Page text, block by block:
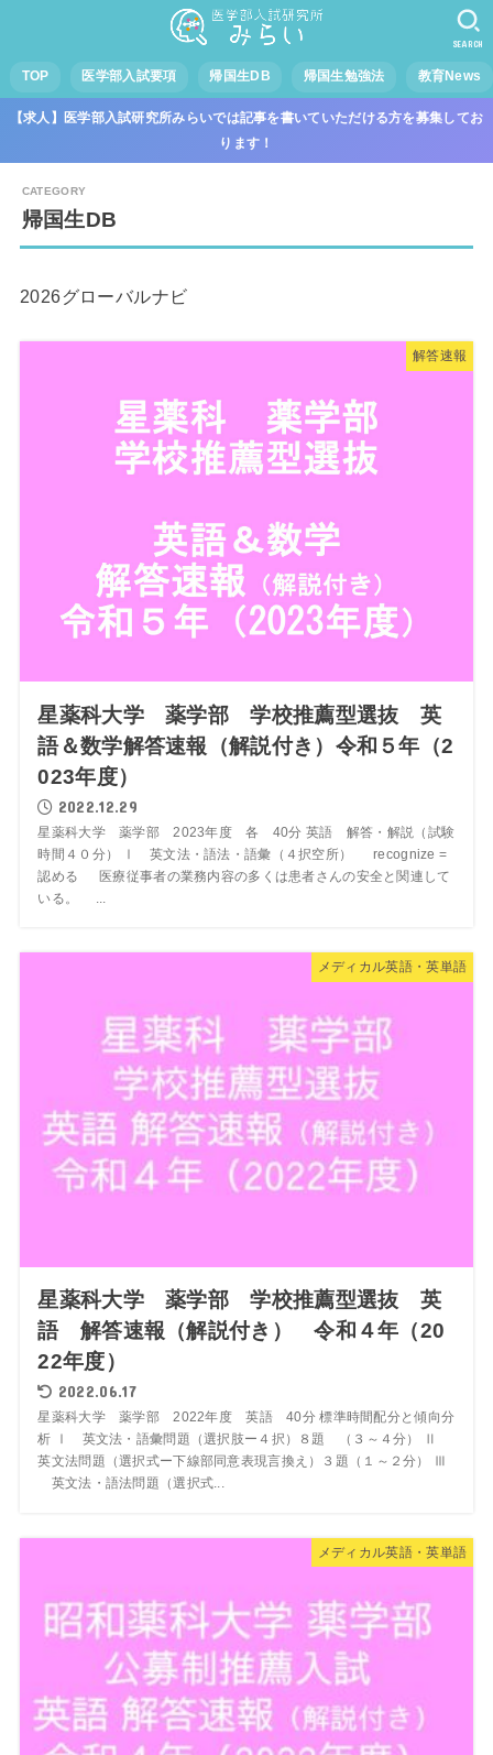
TOP 医学部入試要項 帰国生DB 帰国生勉強法 教育News
SEARCH
【求人】医学部入試研究所みらいでは記事を書いていただける方を募集してお
ります！
帰国生DB
2026グローバルナビ
解答速報
星薬科大学 薬学部 学校推薦型選抜 英
語＆数学解答速報（解説付き）令和５年（2
023年度）
2022.12.29
星薬科大学 薬学部 2023年度 各 40分 英語 解答・解説（試験
時間４０分） Ⅰ 英文法・語法・語彙（４択空所） recognize =
認める 医療従事者の業務内容の多くは患者さんの安全と関連して
いる。 ...
メディカル英語・英単語
星薬科大学 薬学部 学校推薦型選抜 英
語 解答速報（解説付き） 令和４年（20
22年度）
2022.06.17
星薬科大学 薬学部 2022年度 英語 40分 標準時間配分と傾向分
析 Ⅰ 英文法・語彙問題（選択肢ー４択）８題 （３～４分） Ⅱ
英文法問題（選択式ー下線部同意表現言換え）３題（１～２分） Ⅲ
英文法・語法問題（選択式...
メディカル英語・英単語